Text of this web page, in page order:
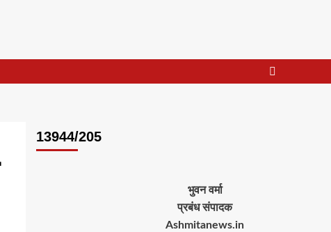
13944/205
भुवन वर्मा
प्रबंध संपादक
Ashmitanews.in